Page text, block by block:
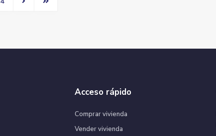
Acceso rápido
Comprar vivienda
Vender vivienda